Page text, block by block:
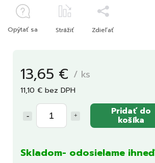
13,65 € / ks
11,10 € bez DPH
Pridať do
košíka
Skladom- odosielame ihneď
Opýtať sa Strážiť Zdieľať